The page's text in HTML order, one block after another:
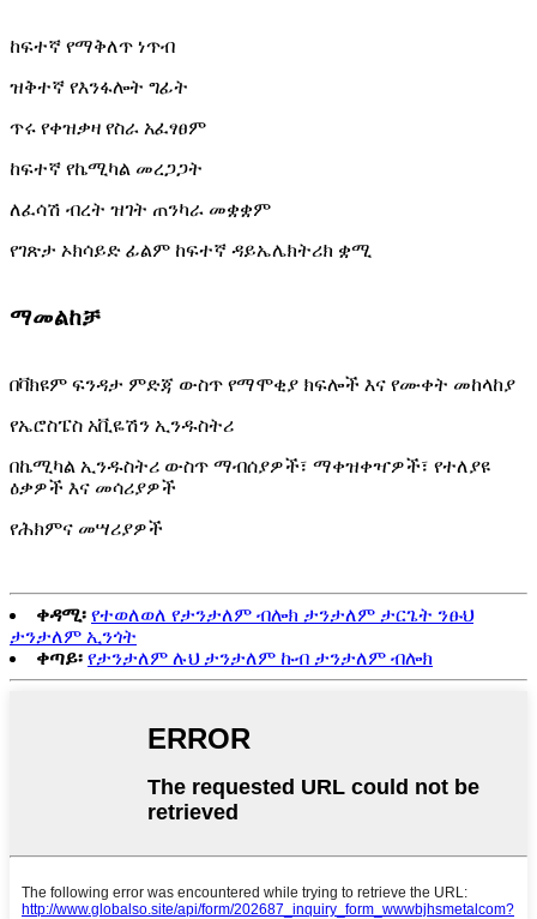
ከፍተኛ የማቅለጥ ነጥብ
ዝቅተኛ የእንፋሎት ግፊት
ጥሩ የቀዝቃዛ የስራ አፈፃፀም
ከፍተኛ የኬሚካል መረጋጋት
ለፈሳሽ ብረት ዝገት ጠንካራ መቋቋም
የገጽታ ኦክሳይድ ፊልም ከፍተኛ ዳይኤሌክትሪክ ቋሚ
ማመልከቻ
በቫክዩም ፍንዳታ ምድጃ ውስጥ የማሞቂያ ክፍሎች እና የሙቀት መከላከያ
የኤሮስፔስ አቪዬሽን ኢንዱስትሪ
በኬሚካል ኢንዱስትሪ ውስጥ ማብሰያዎች፣ ማቀዝቀዣዎች፣ የተለያዩ
ዕቃዎች እና መሳሪያዎች
የሕክምና መሣሪያዎች
ቀዳሚ፡ የተወለወለ የታንታለም ብሎክ ታንታለም ታርጌት ንፁህ
ታንታለም ኢንጎት
ቀጣይ፡ የታንታለም ሉህ ታንታለም ኩብ ታንታለም ብሎክ